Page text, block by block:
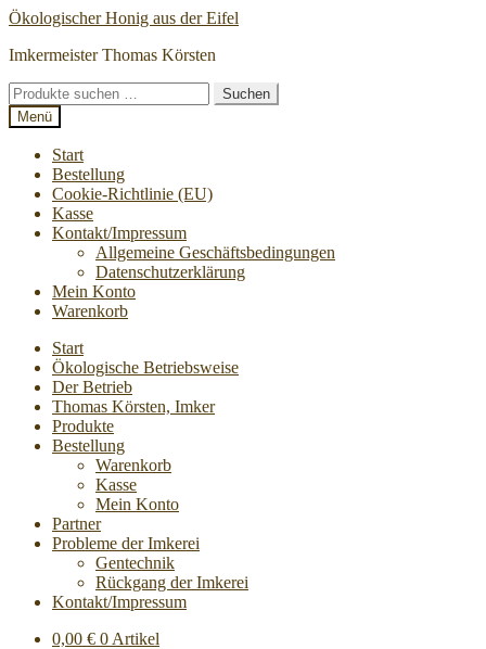
Zur
springen
Zum
springen
Ökologischer Honig aus der Eifel
Imkermeister Thomas Körsten
Suche
nach:
Suchen
Menü
Start
Bestellung
Cookie-Richtlinie (EU)
Kasse
Kontakt/Impressum
Allgemeine Geschäftsbedingungen
Datenschutzerklärung
Mein Konto
Warenkorb
Start
Ökologische Betriebsweise
Der Betrieb
Thomas Körsten, Imker
Produkte
Bestellung
Warenkorb
Kasse
Mein Konto
Partner
Probleme der Imkerei
Gentechnik
Rückgang der Imkerei
Kontakt/Impressum
0,00 € 0 Artikel